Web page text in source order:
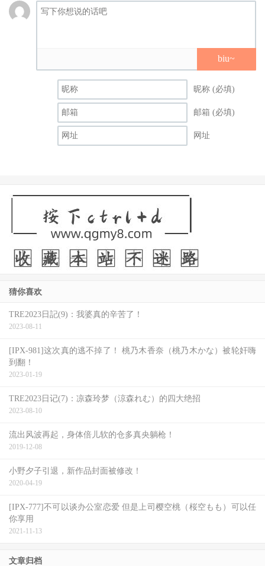
如果大家还记得的话，恵比寿マスカッツ(惠比寿麝香葡萄)
之前也引退了一位艾薇女艺人，那就是宫村ななこ(宫村菜
菜子)，有意思的是她引退完并不是从此消失，而是改名为
カッツ(惠比寿麝香葡萄)还要推出自己企划的摄影会ー而与
Arrows所属的艾薇女艺人，也是恵比寿マスカッツ(惠比寿
艺人的道路⋯
的打算却都选择退出事务所；而不管是みやむ(Miyamu)还是
ゆーりまん(yuriman)，她们都不是三上悠亚，无法明白告诉
biu~
昵称 (必填)
邮箱 (必填)
网址
猜你喜欢
TRE2023日記(9)：我婆真的辛苦了！
2023-08-11
[IPX-981]这次真的逃不掉了！ 桃乃木香奈（桃乃木かな）被轮奸嗨
到翻！
2023-01-19
TRE2023日记(7)：凉森玲梦（涼森れむ）的四大绝招
2023-08-10
流出风波再起，身体倍儿软的仓多真央躺枪！
2019-12-08
小野夕子引退，新作品封面被修改！
2020-04-19
[IPX-777]不可以谈办公室恋爱 但是上司樱空桃（桜空もも）可以任
你享用
2021-11-13
文章归档